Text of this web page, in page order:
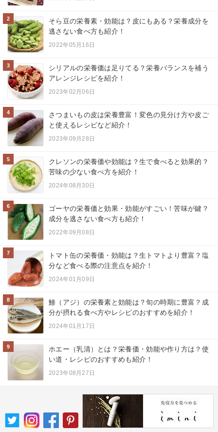
2
そら豆の栄養素・効能は？皮にもある？栄養成分を
逃さない食べ方も紹介！
2022年05月16日
3
シリアルの栄養価は足りてる？栄養バランスを補う
アレンジレシピを紹介！
2023年02月06日
4
さつまいもの皮は栄養豊富！変色の見分け方や皮ご
と使えるレシピなど紹介！
2023年09月28日
5
クレソンの栄養価や効能は？生で食べると効果的？
苦味の少ない食べ方を紹介！
2024年08月30日
6
ゴーヤの栄養価と効果・効能がすごい！苦味が鍵？
成分を逃さない食べ方も紹介！
2022年09月08日
7
トマト缶の栄養価・効能は？生トマトより豊富？塩
分など食べる際の注意点を紹介！
2024年01月09日
8
鯵（アジ）の栄養素と効能は？旬の時期に豊富？成
分が摂れる食べ方やレシピのおすすめを紹介！
2024年01月17日
9
ホエー（乳清）とは？栄養価・効能や作り方は？使
い道・レシピのおすすめも紹介！
2023年08月27日